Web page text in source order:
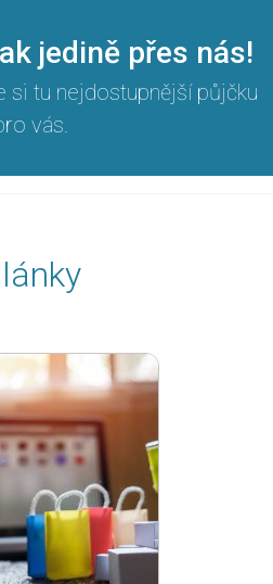
jedině přes nás!
si tu nejdostupnější půjčku
vás.